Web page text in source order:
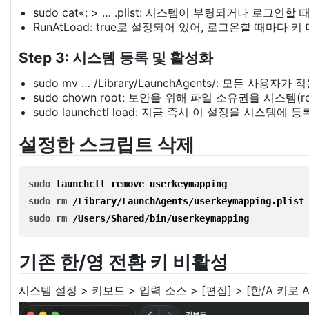
sudo cat«: > … .plist: 시스템이 부팅되거나 로그인할
RunAtLoad: true로 설정되어 있어, 로그온할 때마다 키
Step 3: 시스템 등록 및 활성화
sudo mv … /Library/LaunchAgents/: 모든 사용자가 적
sudo chown root: 보안을 위해 파일 소유권을 시스템
sudo launchctl load: 지금 즉시 이 설정을 시스템에 등
설정한 스크립트 삭제
sudo launchctl remove userkeymapping
sudo rm
/Library/LaunchAgents/userkeymapping.plist
sudo rm
/Users/Shared/bin/userkeymapping
기존 한/영 전환 키 비활성
시스템 설정 > 키보드 > 입력 소스 > [편집] > [한/A 키로